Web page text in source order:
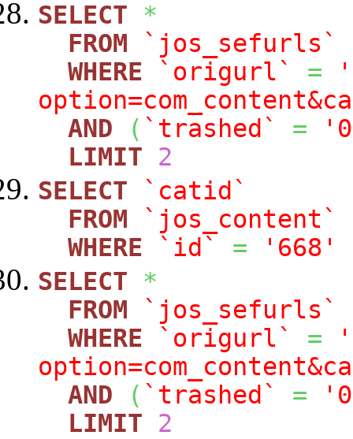
SELECT
*
FROM
`jos_sefurls`
WHERE
`origurl` =
AND
( `trashed` =
LIMIT
2
SELECT
`catid`
FROM
`jos_content`
WHERE
`id` =
'668'
SELECT
*
FROM
`jos_sefurls`
WHERE
`origurl` =
AND
( `trashed` =
LIMIT
2